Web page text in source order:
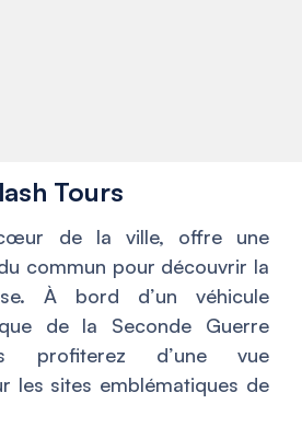
Tours
de la ville, offre une
commun pour découvrir la
À bord d’un véhicule
de la Seconde Guerre
profiterez d’une vue
les sites emblématiques de